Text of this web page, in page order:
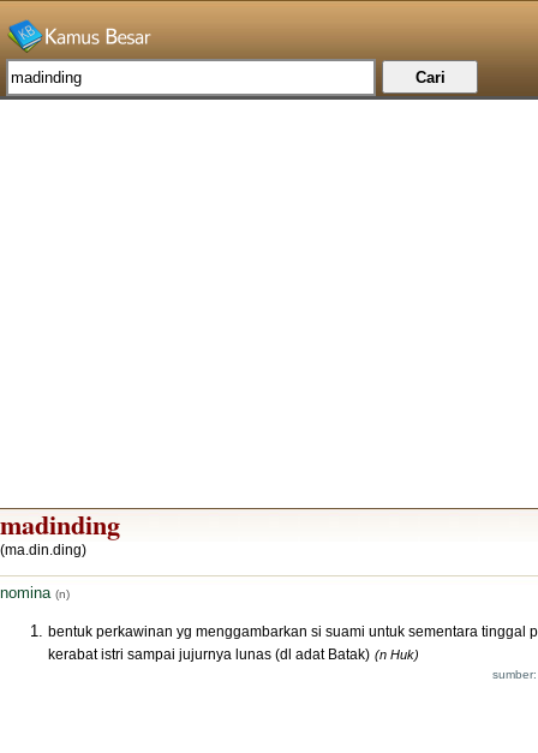
madinding
(ma.din.ding)
nomina (n)
bentuk perkawinan yg menggambarkan si suami untuk sementara tinggal
kerabat istri sampai jujurnya lunas (dl adat Batak) (n Huk)